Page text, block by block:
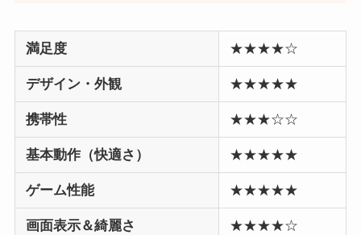
満足度 ★★★★☆
デザイン・外観 ★★★★★
携帯性 ★★★☆☆
基本動作（快適さ） ★★★★★
ゲーム性能 ★★★★★
画面表示＆綺麗さ ★★★★☆